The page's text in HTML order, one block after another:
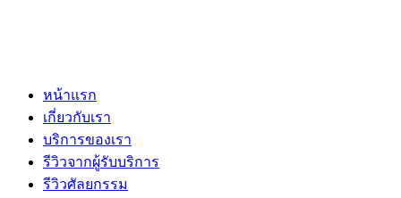
หน้าแรก
เกี่ยวกับเรา
บริการของเรา
รีวิวจากผู้รับบริการ
รีวิวศัลยกรรม